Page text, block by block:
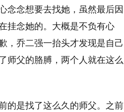
念念想要去找她，虽然最后因
挂念她的。大概是不负有心
，乔二强一抬头才发现是自己
师父的胳膊，两个人就在这么
的是找了这么久的师父。之前